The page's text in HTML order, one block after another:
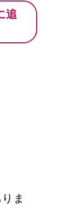
追
ま